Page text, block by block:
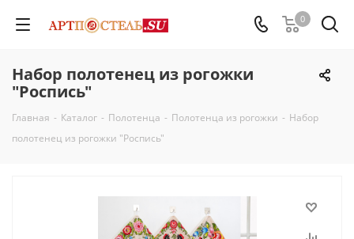
0
Набор полотенец из рогожки
"Роспись"
Главная - Каталог - Полотенца - Полотенца из рогожки - Набор
полотенец из рогожки "Роспись"